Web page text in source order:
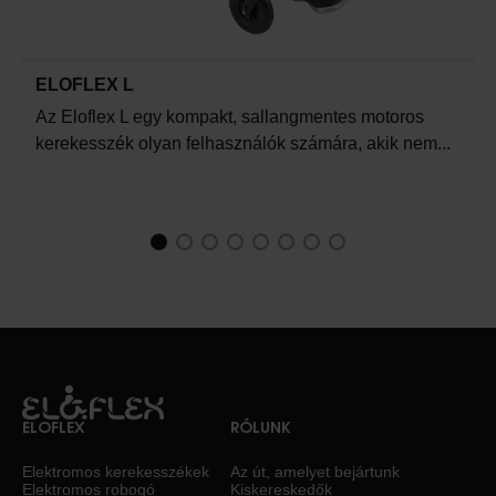
ELOFLEX L
Az Eloflex L egy kompakt, sallangmentes motoros
kerekesszék olyan felhasználók számára, akik nem...
1
Current Item
ELOFLEX
Elektromos kerekesszékek
Elektromos robogó
RÓLUNK
Az út, amelyet bejártunk
Kiskereskedők